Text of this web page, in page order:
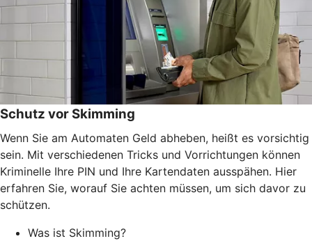
Schutz vor Skimming
Wenn Sie am Automaten Geld abheben, heißt es vorsichtig
sein. Mit verschiedenen Tricks und Vorrichtungen können
Kriminelle Ihre PIN und Ihre Kartendaten ausspähen. Hier
erfahren Sie, worauf Sie achten müssen, um sich davor zu
schützen.
Was ist Skimming?